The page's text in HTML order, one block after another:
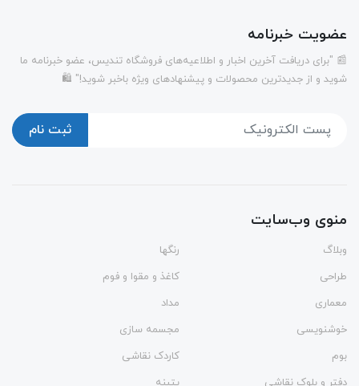
عضویت خبرنامه
📰 "برای دریافت آخرین اخبار و اطلاعیه‌های فروشگاه تندیس، عضو خبرنامه ما
شوید و از جدیدترین محصولات و پیشنهادهای ویژه باخبر شوید!" 🛍️
ثبت نام
منوی وب‌سایت
وبلاگ
رنگها
طراحی
کاغذ و مقوا و فوم
معماری
مداد
خوشنویسی
مجسمه سازی
بوم
کاردک نقاشی
دفتر و بلوک نقاشی
پتینه